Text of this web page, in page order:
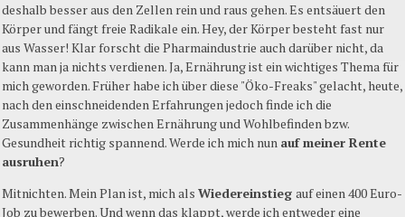
deshalb besser aus den Zellen rein und raus gehen. Es entsäuert den
Körper und fängt freie Radikale ein. Hey, der Körper besteht fast nur
aus Wasser! Klar forscht die Pharmaindustrie auch darüber nicht, da
kann man ja nichts verdienen. Ja, Ernährung ist ein wichtiges Thema für
mich geworden. Früher habe ich über diese "Öko-Freaks" gelacht, heute,
nach den einschneidenden Erfahrungen jedoch finde ich die
Zusammenhänge zwischen Ernährung und Wohlbefinden bzw.
Gesundheit richtig spannend. Werde ich mich nun auf meiner Rente
ausruhen?
Mitnichten. Mein Plan ist, mich als Wiedereinstieg auf einen 400 Euro-
Job zu bewerben. Und wenn das klappt, werde ich entweder eine